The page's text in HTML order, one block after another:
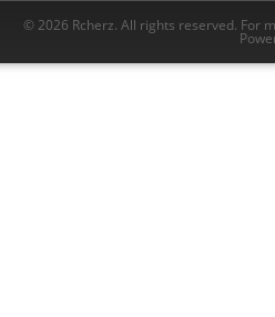
© 2026 Rcherz. All rights reserved. For